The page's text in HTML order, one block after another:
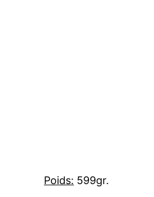
Poids: 599gr.